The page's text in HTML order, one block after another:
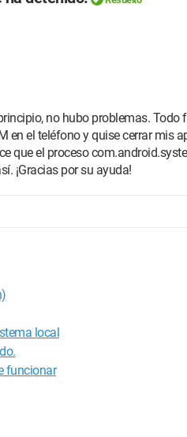
no hubo problemas. Todo
en el teléfono y quise cerrar mis
que el proceso
¡Gracias por su ayuda!
local
funcionar